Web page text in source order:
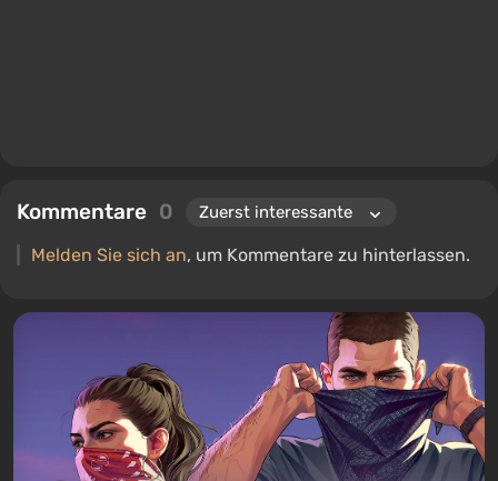
Kommentare 0
Melden Sie sich an, um Kommentare zu hinterlassen.